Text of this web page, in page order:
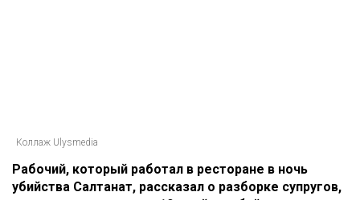
Коллаж Ulysmedia
Рабочий, который работал в ресторане в ночь
убийства Салтанат, рассказал о разборке супругов,